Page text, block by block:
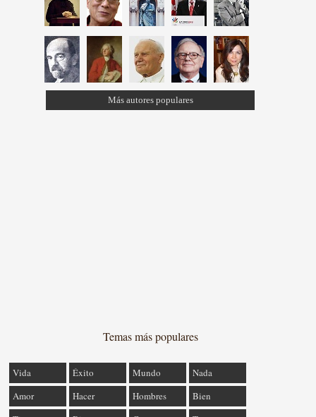
Más autores populares
Temas más populares
Vida Éxito Mundo
Nada
Amor
Hacer Hombres
Bien